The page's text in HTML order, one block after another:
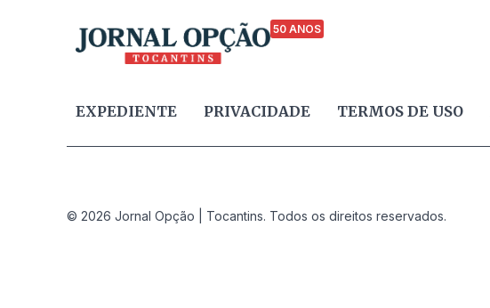
50 ANOS
EXPEDIENTE PRIVACIDADE TERMOS DE USO
© 2026 Jornal Opção | Tocantins. Todos os direitos reservados.